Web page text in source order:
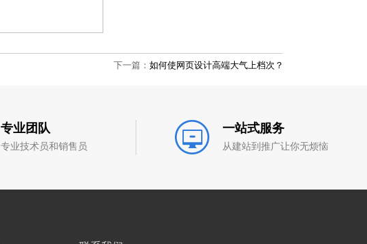
下一篇：如何使网页设计高端大气上档次？
专业团队
专业技术员和销售员
一站式服务
从建站到推广让你无烦恼